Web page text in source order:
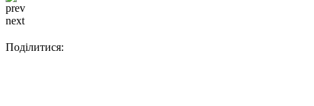
prev
next
Поділитися: